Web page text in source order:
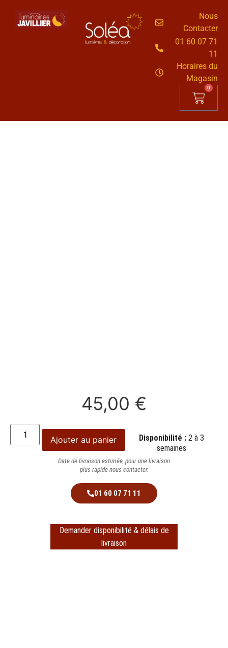
Nous
Contacter
01 60 07 71
11
Horaires du
Magasin
0
45,00 €
Ajouter au panier Disponibilité : 2 à 3
semaines
Date de livraison estimée, pour une livraison
plus rapide nous contacter.
01 60 07 71 11
Demander disponibilité & délais de
livraison